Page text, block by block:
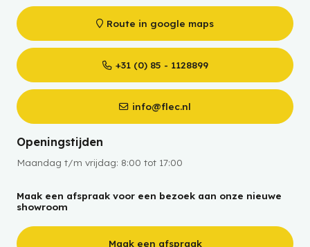
Route in google maps
+31 (0) 85 - 1128899
info@flec.nl
Openingstijden
Maandag t/m vrijdag: 8:00 tot 17:00
Maak een afspraak voor een bezoek aan onze nieuwe
showroom
Maak een afspraak